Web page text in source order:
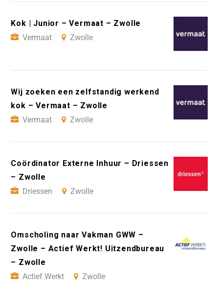
Kok | Junior – Vermaat – Zwolle
Vermaat
Zwolle
Wij zoeken een zelfstandig werkend
kok – Vermaat – Zwolle
Vermaat
Zwolle
Coördinator Externe Inhuur – Driessen
– Zwolle
Driessen
Zwolle
Omscholing naar Vakman GWW –
Zwolle – Actief Werkt! Uitzendbureau
– Zwolle
Actief Werkt
Zwolle